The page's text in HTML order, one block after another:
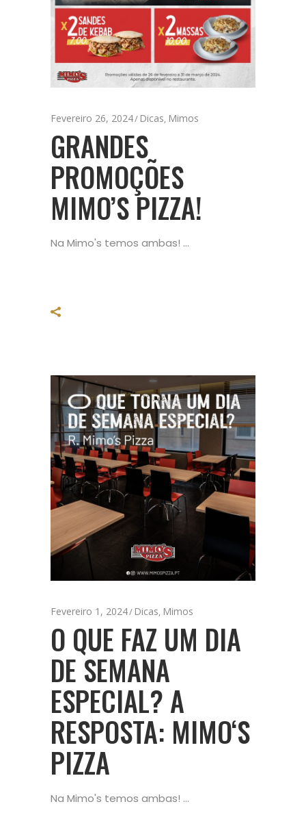
Fevereiro 26, 2024 Dicas, Mimos
GRANDES
PROMOÇÕES
MIMO’S PIZZA!
Na Mimo's temos ambas!
Fevereiro 1, 2024 Dicas, Mimos
O QUE FAZ UM DIA
DE SEMANA
ESPECIAL? A
RESPOSTA: MIMO‘S
PIZZA
Na Mimo's temos ambas!